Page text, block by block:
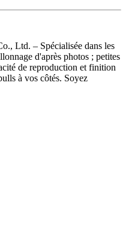
Ltd. – Spécialisée dans les
d'après photos ; petites
de reproduction et finition
à vos côtés. Soyez